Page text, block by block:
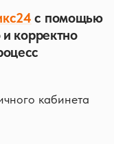
с помощью
корректно
кабинета